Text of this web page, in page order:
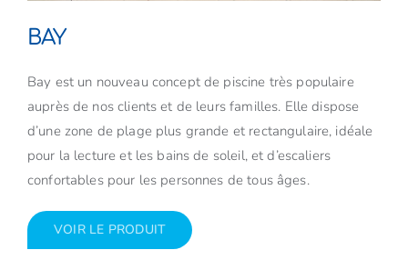
BAY
Bay est un nouveau concept de piscine très populaire
auprès de nos clients et de leurs familles. Elle dispose
d’une zone de plage plus grande et rectangulaire, idéale
pour la lecture et les bains de soleil, et d’escaliers
confortables pour les personnes de tous âges.
VOIR LE PRODUIT